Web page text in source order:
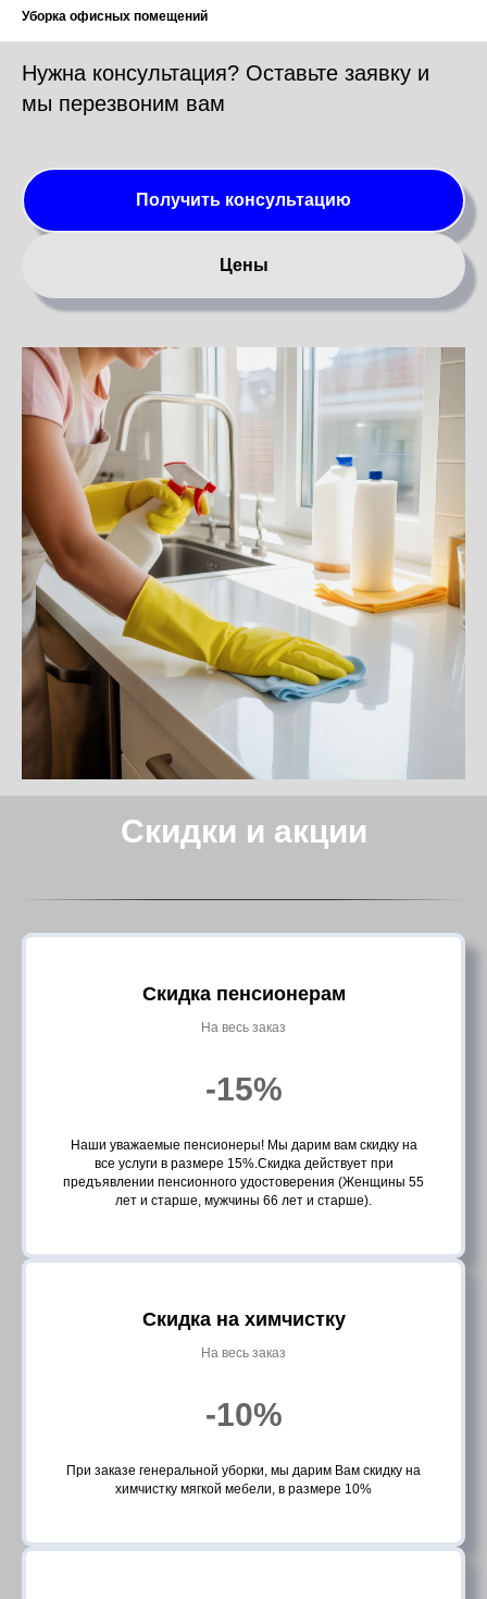
Нужна консультация? Оставьте заявку и
мы перезвоним вам
Получить консультацию
Цены
Скидки и акции
Скидка пенсионерам
На весь заказ
-15%
Наши уважаемые пенсионеры! Мы дарим вам скидку на
все услуги в размере 15%.Скидка действует при
предъявлении пенсионного удостоверения (Женщины 55
лет и старше, мужчины 66 лет и старше).
Скидка на химчистку
На весь заказ
-10%
При заказе генеральной уборки, мы дарим Вам скидку на
химчистку мягкой мебели, в размере 10%